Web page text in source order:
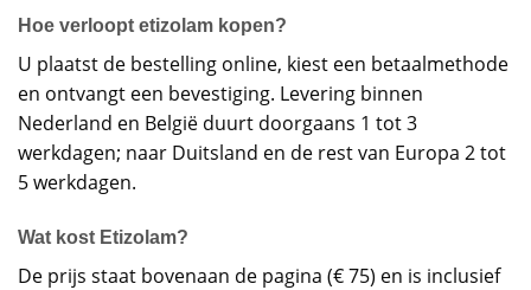
Hoe verloopt etizolam kopen?
U plaatst de bestelling online, kiest een betaalmethode
en ontvangt een bevestiging. Levering binnen
Nederland en België duurt doorgaans 1 tot 3
werkdagen; naar Duitsland en de rest van Europa 2 tot
5 werkdagen.
Wat kost Etizolam?
De prijs staat bovenaan de pagina (€ 75) en is inclusief